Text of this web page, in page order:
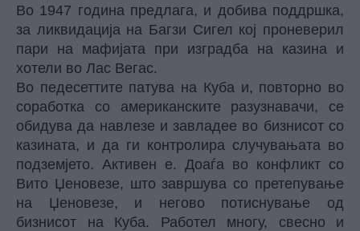
Во 1947 година предлага, и добива поддршка,
за ликвидација на Багзи Сигел кој проневерил
пари на мафијата при изградба на казина и
хотели во Лас Вегас.
Во педесеттите патува на Куба и, повторно во
соработка со американските разузнавачи, се
обидува да навлезе и завладее во бизнисот со
казината, и да ги контролира случувањата во
подземјето. Активен е. Доаѓа во конфликт со
Вито Џеновезе, што завршува со претепување
на Џеновезе, и негово потиснување од
бизнисот на Куба. Работел многу, свесно и